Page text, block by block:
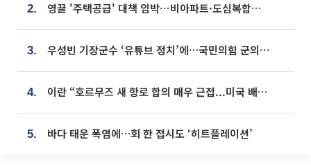
2. 영끌 '주택공급' 대책 임박⋯비아파트·도심복합까지 총동원
3. 우성빈 기장군수 ‘유튜브 정치’에…국민의힘 군의원들 집단 반발
4. 이란 “호르무즈 새 항로 합의 매우 근접...미국 배상 먼저”
5. 바다 태운 폭염에…회 한 접시도 ‘히트플레이션’